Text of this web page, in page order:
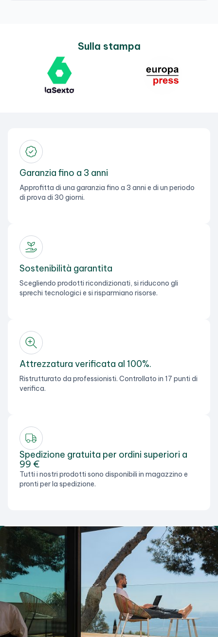
Sulla stampa
Garanzia fino a 3 anni
Approfitta di una garanzia fino a 3 anni e di un periodo
di prova di 30 giorni.
Sostenibilità garantita
Scegliendo prodotti ricondizionati, si riducono gli
sprechi tecnologici e si risparmiano risorse.
Attrezzatura verificata al 100%.
Ristrutturato da professionisti. Controllato in 17 punti di
verifica.
Spedizione gratuita per ordini superiori a
99 €
Tutti i nostri prodotti sono disponibili in magazzino e
pronti per la spedizione.